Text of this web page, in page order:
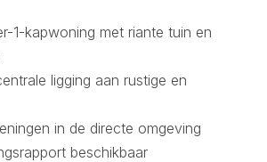
1-kapwoning met riante tuin en
ligging aan rustige en
in de directe omgeving
beschikbaar